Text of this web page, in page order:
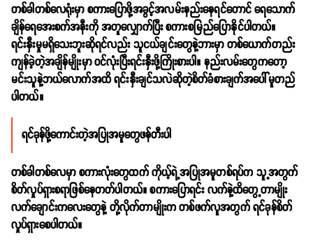
တစ်ခါတစ်လေရုံးမှာ စကားပြောဖို့အခွင့်အလမ်းနည်းနေရင်တောင် ရေသောက်
ချိန်ရေအေးစက်အနီးကို အတူလျှောက်ပြီး စကားစမြည်ပြောနိုင်ပါတယ်။
ရင်းနှီးမှုမရှိသေးဘူးဆိုရင်လည်း သူငယ်ချင်းတွေနဲ့ဘားမှာ တစ်ယောက်တည်း
ကျန်ခဲ့တဲ့အချိန်မျိုးမှာ ဝင်လုံးပြီးရင်းနှီးဖို့ကြိုးစားပါ။ နည်းလမ်းတွေကတော့
မင်းသူနဲ့ဘယ်လောက်အထိ ရင်းနှီးချင်သလဲဆိုတဲ့စိတ်ခံစားချက်အပေါ်မူတည်
ပါတယ်။
ရင်ခုန်ဖို့ကောင်းတဲ့အပြုအမူတွေဖန်တီးပါ
တစ်ခါတစ်လေမှာ စကားလုံးတွေထက် ကိုယ့်ရဲ့အပြုအမူတစ်ရပ်က သူ့အတွက်
စိတ်လှုပ်ရှားစရာဖြစ်နေတတ်ပါတယ်။ စကားပြောရင်း လက်နဲ့ထိတွေ့တာမျိုး
လက်ချောင်းကလေးတွေနဲ့ တို့လိုက်တာမျိုးက တစ်ဖက်လူအတွက် ရင်ခုန်စိတ်
လှုပ်ရှားစေပါတယ်။